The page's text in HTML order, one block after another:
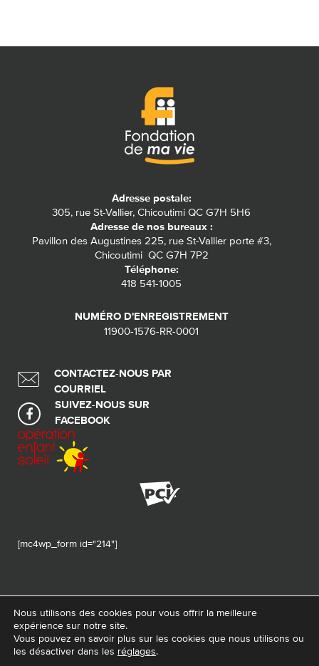
Adresse postale:
305, rue St-Vallier, Chicoutimi QC G7H 5H6
Adresse de nos bureaux :
Pavillon des Augustines 225, rue St-Vallier porte #3,
Chicoutimi QC G7H 7P2
Téléphone:
418 541-1005
NUMÉRO D'ENREGISTREMENT
11900-1576-RR-0001
CONTACTEZ-NOUS PAR
COURRIEL
SUIVEZ-NOUS SUR
FACEBOOK
[mc4wp_form id="214"]
© 2026 Tous droits réservés - Fondation de ma vie – Pour la santé de la
Nous utilisons des cookies pour vous offrir la meilleure
expérience sur notre site.
Vous pouvez en savoir plus sur les cookies que nous utilisons ou
les désactiver dans les réglages.